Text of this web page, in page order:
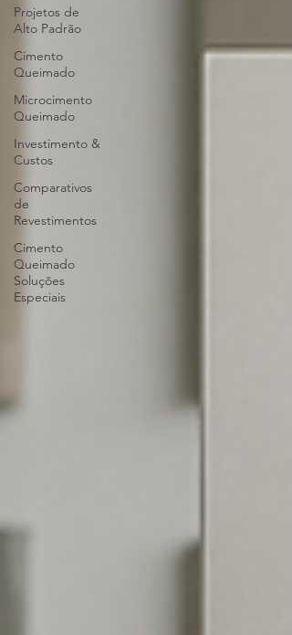
Projetos de
Alto Padrão
Cimento
Queimado
Microcimento
Queimado
Investimento &
Custos
Comparativos
de
Revestimentos
Cimento
Queimado
Soluções
Especiais